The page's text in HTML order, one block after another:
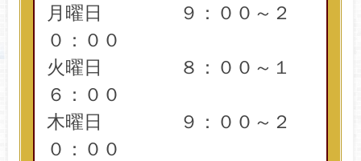
月曜日 ９：００～２
０：００
火曜日 ８：００～１
６：００
木曜日 ９：００～２
０：００